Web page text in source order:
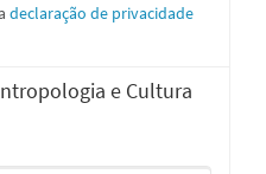
declaração de privacidade
e Cultura